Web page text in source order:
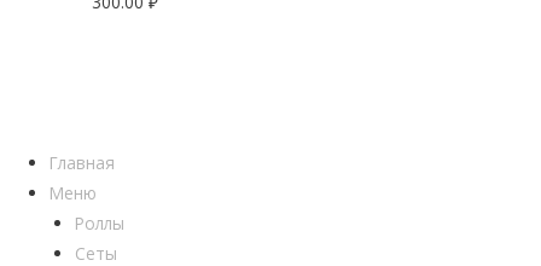
Главная
Меню
Роллы
Сеты